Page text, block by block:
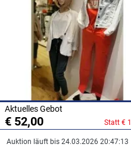
Aktuelles Gebot
€ 52,00 Statt €
Auktion läuft bis 24.03.2026 20:47:13